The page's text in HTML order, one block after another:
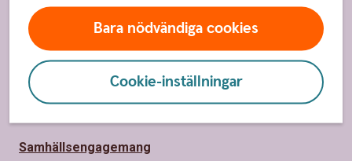
Bara nödvändiga cookies
Cookie-inställningar
Om oss
Om Sparbanken Bergslagen
Samhällsengagemang